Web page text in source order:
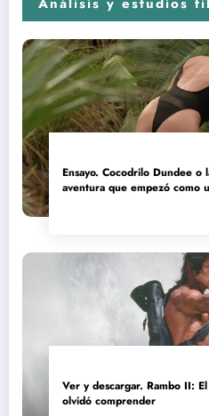
Ensayo. Cocodrilo Dundee o
aventura que empezó como
Ver y descargar. Rambo II:
olvidó comprender